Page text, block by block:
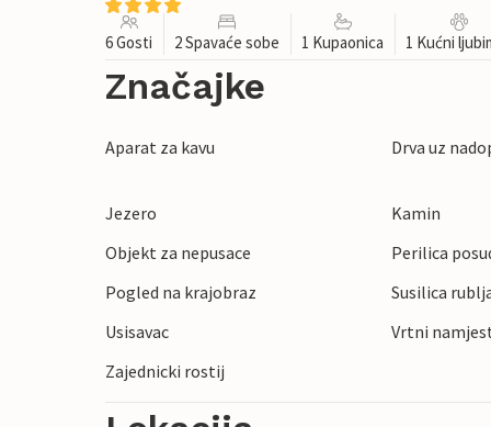
6 Gosti 2 Spavaće sobe 1 Kupaonica 1 Kućni
Značajke
Aparat za kavu Drva uz
Jezero
Kamin
Objekt za nepusace
Perilica
Pogled na krajobraz
Susilica
Usisavac
Vrtni
Zajednicki rostij